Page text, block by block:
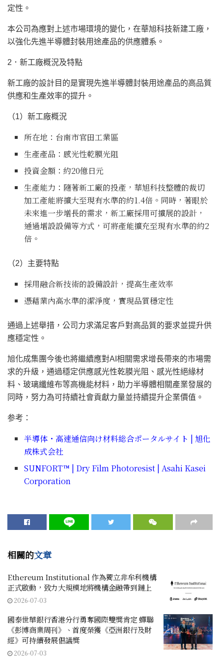
定性。
本公司為應對上述市場環境的變化，在華旭科技新建工廠，
以強化先進半導體封裝用途產品的供應體系。
2．新工廠概況及特點
新工廠的設計目的是實現先進半導體封裝用途產品的高品質
供應和生產效率的提升。
（1）新工廠概況
所在地：台南市官田工業區
生產產品：感光性乾膜光阻
投資金額：約20億日元
生產能力：隨著新工廠的投產，華旭科技整體的裁切
加工產能將擴大至現有水準的約1.4倍。同時，著眼於
未來進一步增長的需求，新工廠採用可擴展的設計，
通過增設設備等方式，可將產能擴充至現有水準的約2
倍。
（2）主要特點
採用融合新技術的設備設計，提高生產效率
憑藉業內高水準的潔淨度，實現品質穩定性
通過上述舉措，公司力求滿足客戶對高品質的要求並提升供
應穩定性。
旭化成集團今後也將繼續應對AI相關需求增長帶來的市場需
求的升級，通過穩定供應感光性乾膜光阻、感光性絕緣材
料、玻璃纖維布等高機能材料，助力半導體相關產業發展的
同時，努力為可持續社會貢獻力量並持續提升企業價值。
参考：
半導体・高速通信向け材料総合ポータルサイト | 旭化
成株式会社
SUNFORT™ | Dry Film Photoresist | Asahi Kasei
Corporation
相關的文章
Ethereum Institutional 作為獨立非牟利機構
正式啟動，致力大規模地將機構金融帶到鏈上
2026-07-03
國泰世華銀行香港分行勇奪國際雙獎肯定 蟬聯
《彭博商業周刊》、首度榮獲《亞洲銀行及財
經》可持續發展倡議獎
2026-07-03